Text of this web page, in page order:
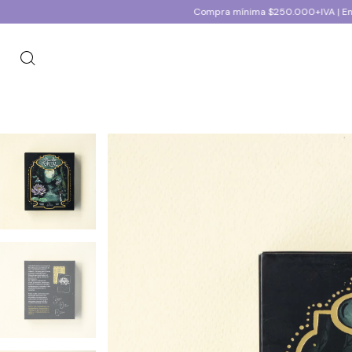
Compra mínima $250.000+IVA | Envios a todo el país